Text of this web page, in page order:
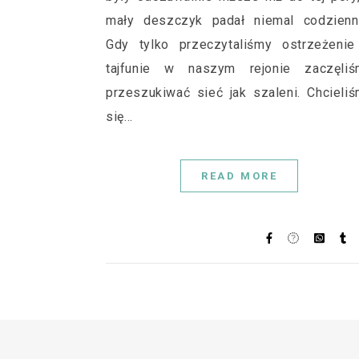
mały deszczyk padał niemal
Gdy tylko przeczytaliśmy
tajfunie w naszym rejonie
przeszukiwać sieć jak szaleni.
się…
READ MORE